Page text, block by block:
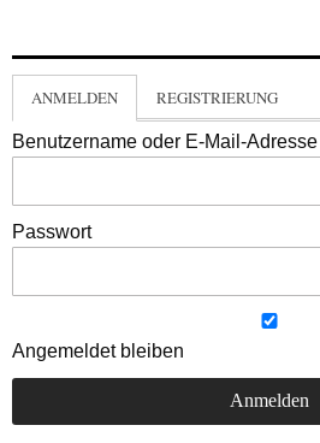
ANMELDEN REGISTRIERUNG
Benutzername oder E-Mail-Adresse
Passwort
Angemeldet bleiben